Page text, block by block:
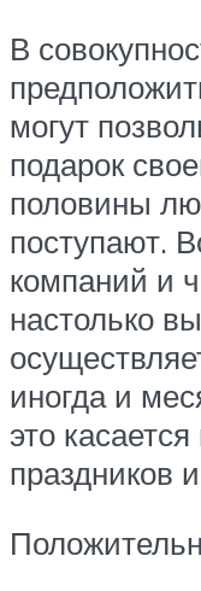
В
могут
подарок
половины
поступают.
компаний и
настолько
иногда и
это
праздников